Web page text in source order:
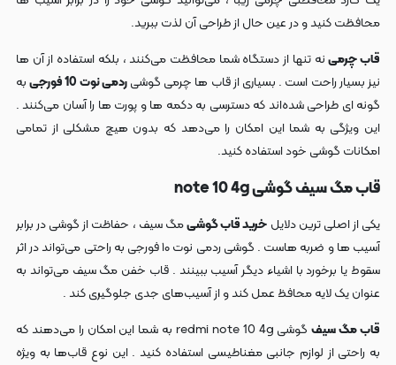
محافظت کنید و در عین حال از طراحی آن لذت ببرید.
قاب‌ چرمینه تنها از دستگاه شما محافظت می‌کنند ، بلکه استفاده از آن‌ ها
نیز بسیار راحت است . بسیاری از قاب‌ ها چرمی گوشیردمی نوت 10 فورجی
به
گونه‌ ای طراحی شده‌اند که دسترسی به دکمه‌ ها و پورت‌ ها را آسان می‌کنند .
این ویژگی به شما این امکان را می‌دهد که بدون هیچ مشکلی از تمامی
امکانات گوشی خود استفاده کنید.
قاب مگ سیف گوشی note 10 4g
یکی از اصلی‌ ترین دلایل خرید قاب گوشیمگ سیف ، حفاظت از گوشی در برابر
آسیب‌ ها و ضربه‌ هاست . گوشی‌ ردمی نوت ۱۰ فورجی به راحتی می‌تواند در اثر
سقوط یا برخورد با اشیاء دیگر آسیب ببینند . قاب خفن مگ سیف می‌تواند به
عنوان یک لایه محافظ عمل کند و از آسیب‌های جدی جلوگیری کند .
قاب‌ مگ سیف
گوشی redmi note 10 4g به شما این امکان را می‌دهند که
به راحتی از لوازم جانبی مغناطیسی استفاده کنید . این نوع قاب‌ها به ویژه